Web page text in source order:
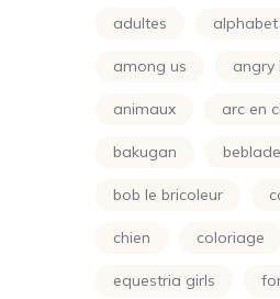
adultes alphabet
among us angry
animaux arc en
bakugan beblade
bob le bricoleur
chien coloriage
equestria girls